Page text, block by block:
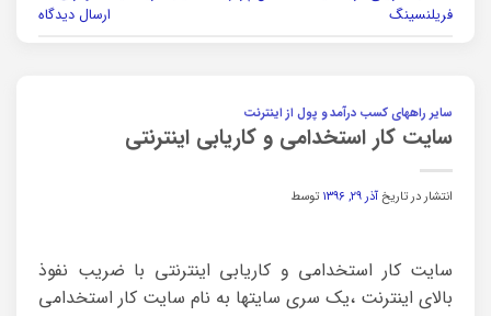
فریلنسینگ
ارسال دیدگاه
سایر راههای کسب درآمد و پول از اینترنت
سایت کار استخدامی و کاریابی اینترنتی
انتشار در تاریخآذر ۲۹, ۱۳۹۶ توسط
سایت کار استخدامی و کاریابی اینترنتی با ضریب نفوذ
بالای اینترنت ،یک سری سایتها به نام سایت کار استخدامی